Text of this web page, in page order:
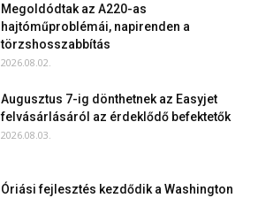
Megoldódtak az A220-as
hajtóműproblémái, napirenden a
törzshosszabbítás
2026.08.02.
Augusztus 7-ig dönthetnek az Easyjet
felvásárlásáról az érdeklődő befektetők
2026.08.03.
Óriási fejlesztés kezdődik a Washington